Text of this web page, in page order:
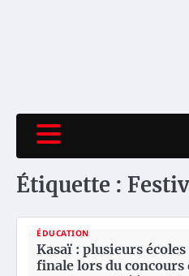
Étiquette :
ÉDUCATION
Kasaï : plusieurs
finale lors du concours